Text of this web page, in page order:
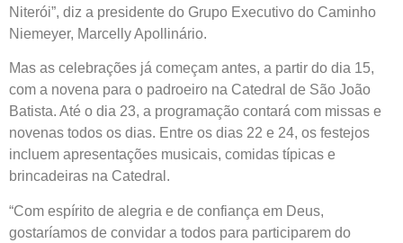
Niterói”, diz a presidente do Grupo Executivo do Caminho
Niemeyer, Marcelly Apollinário.
Mas as celebrações já começam antes, a partir do dia 15,
com a novena para o padroeiro na Catedral de São João
Batista. Até o dia 23, a programação contará com missas e
novenas todos os dias. Entre os dias 22 e 24, os festejos
incluem apresentações musicais, comidas típicas e
brincadeiras na Catedral.
“Com espírito de alegria e de confiança em Deus,
gostaríamos de convidar a todos para participarem do